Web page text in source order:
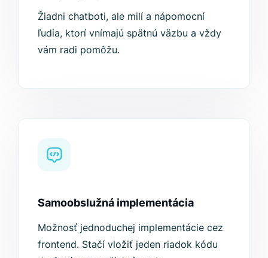
Žiadni chatboti, ale milí a nápomocní
ľudia, ktorí vnímajú spätnú väzbu a vždy
vám radi pomôžu.
Samoobslužná implementácia
Možnosť jednoduchej implementácie cez
frontend. Stačí vložiť jeden riadok kódu